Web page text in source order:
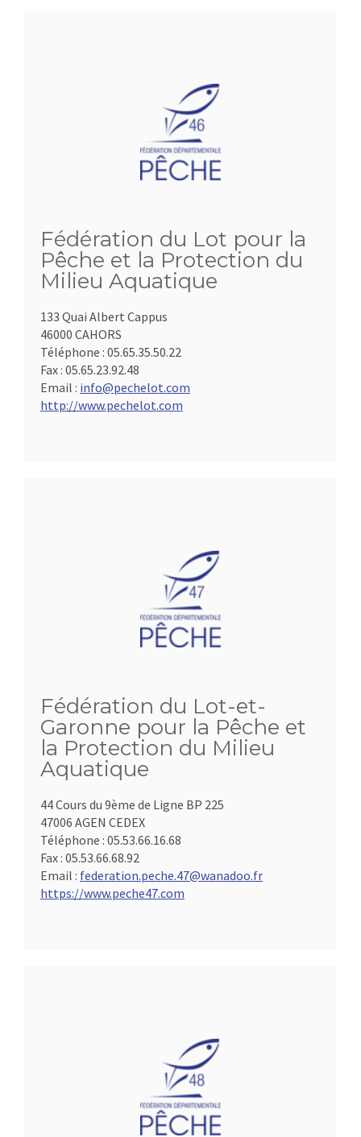
Fédération du Lot pour la
Pêche et la Protection du
Milieu Aquatique
133 Quai Albert Cappus
46000 CAHORS
Téléphone : 05.65.35.50.22
Fax : 05.65.23.92.48
Email : info@pechelot.com
http://www.pechelot.com
Fédération du Lot-et-
Garonne pour la Pêche et
la Protection du Milieu
Aquatique
44 Cours du 9ème de Ligne BP 225
47006 AGEN CEDEX
Téléphone : 05.53.66.16.68
Fax : 05.53.66.68.92
Email : federation.peche.47@wanadoo.fr
https://www.peche47.com